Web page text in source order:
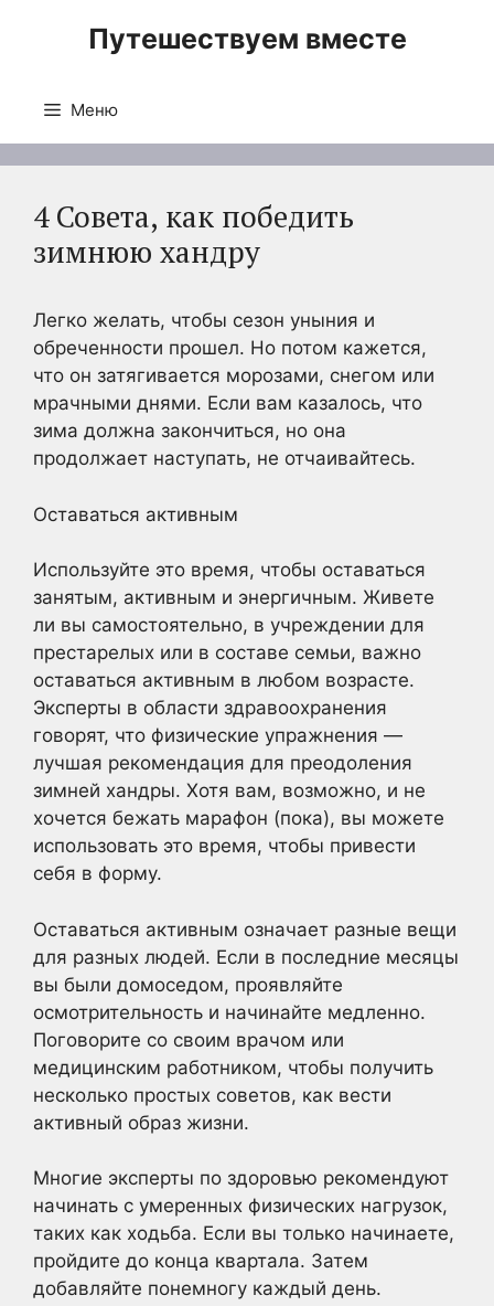
Путешествуем вместе
Меню
4 Совета, как победить
зимнюю хандру
Легко желать, чтобы сезон уныния и
обреченности прошел. Но потом кажется,
что он затягивается морозами, снегом или
мрачными днями. Если вам казалось, что
зима должна закончиться, но она
продолжает наступать, не отчаивайтесь.
Оставаться активным
Используйте это время, чтобы оставаться
занятым, активным и энергичным. Живете
ли вы самостоятельно, в учреждении для
престарелых или в составе семьи, важно
оставаться активным в любом возрасте.
Эксперты в области здравоохранения
говорят, что физические упражнения —
лучшая рекомендация для преодоления
зимней хандры. Хотя вам, возможно, и не
хочется бежать марафон (пока), вы можете
использовать это время, чтобы привести
себя в форму.
Оставаться активным означает разные вещи
для разных людей. Если в последние месяцы
вы были домоседом, проявляйте
осмотрительность и начинайте медленно.
Поговорите со своим врачом или
медицинским работником, чтобы получить
несколько простых советов, как вести
активный образ жизни.
Многие эксперты по здоровью рекомендуют
начинать с умеренных физических нагрузок,
таких как ходьба. Если вы только начинаете,
пройдите до конца квартала. Затем
добавляйте понемногу каждый день.